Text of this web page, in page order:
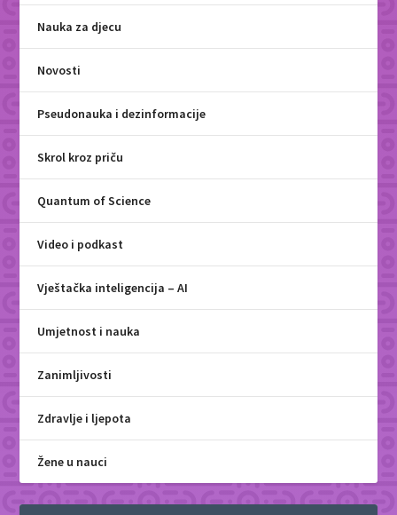
Nauka za djecu
Novosti
Pseudonauka i dezinformacije
Skrol kroz priču
Quantum of Science
Video i podkast
Vještačka inteligencija – AI
Umjetnost i nauka
Zanimljivosti
Zdravlje i ljepota
Žene u nauci